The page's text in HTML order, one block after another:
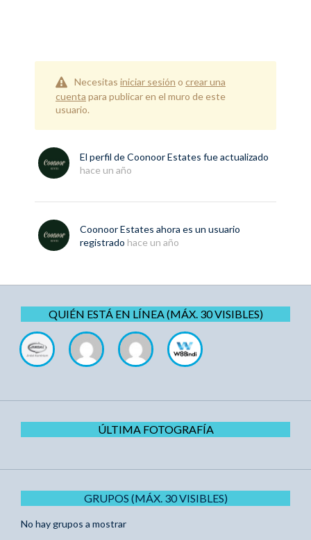
Necesitas iniciar sesión o crear una
cuenta para publicar en el muro de este
usuario.
El perfil deCoonoor Estates fue actualizado
hace un año
Coonoor Estates ahora es un usuario
registrado hace un año
QUIÉN ESTÁ EN LÍNEA (MÁX. 30 VISIBLES)
ÚLTIMA FOTOGRAFÍA
GRUPOS (MÁX. 30 VISIBLES)
No hay grupos a mostrar